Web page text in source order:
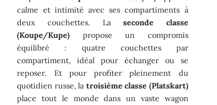
calme et intimité avec ses compartiments à
deux couchettes. Laseconde classe
(Koupe/Kupe) propose un compromis
équilibré : quatre couchettes par
compartiment, idéal pour échanger ou se
reposer. Et pour profiter pleinement du
quotidien russe, la troisième classe (Platskart)
place tout le monde dans un vaste wagon